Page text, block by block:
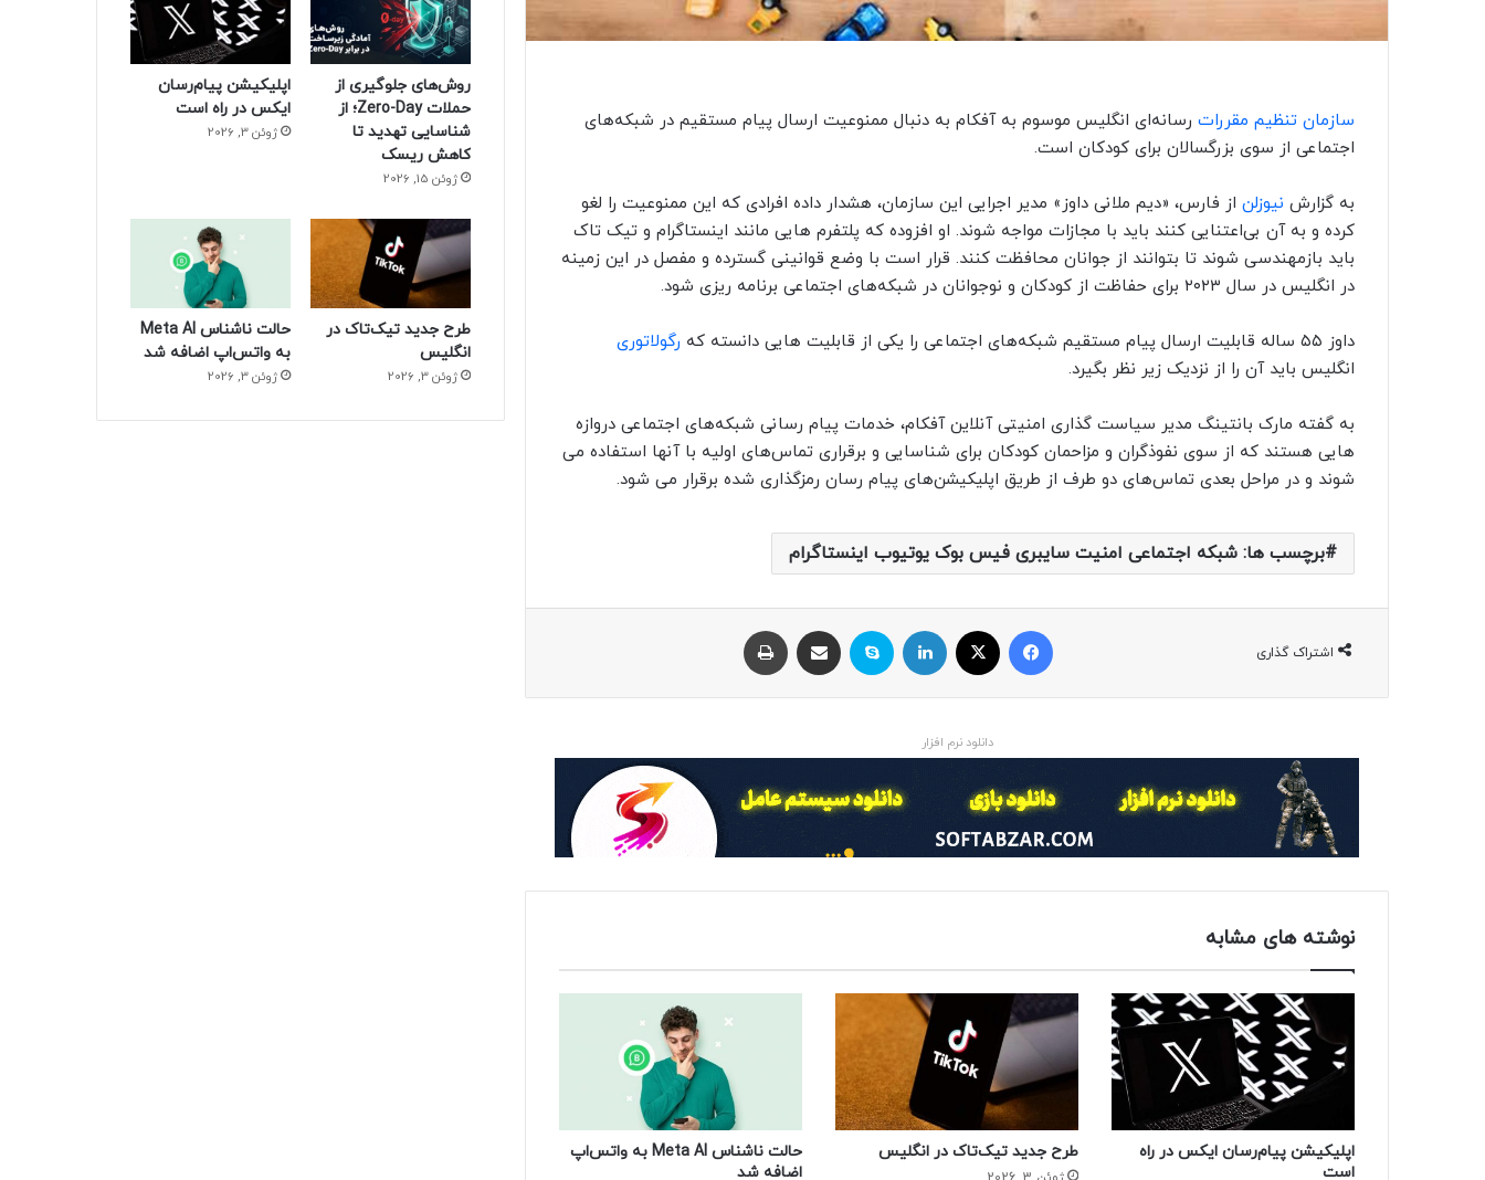
سازمان تنظیم مقررات رسانه‌ای انگلیس موسوم به آفکام به دنبال ممنوعیت ارسال پیام مستقیم در شبکه‌های
اجتماعی از سوی بزرگسالان برای کودکان است.
به گزارش نیوزلن از فارس، «دیم ملانی داوز» مدیر اجرایی این سازمان، هشدار داده افرادی که این ممنوعیت را لغو
کرده و به آن بی‌اعتنایی کنند باید با مجازات مواجه شوند. او افزوده که پلتفرم هایی مانند اینستاگرام و تیک تاک
باید بازمهندسی شوند تا بتوانند از جوانان محافظت کنند. قرار است با وضع قوانینی گسترده و مفصل در این زمینه
در انگلیس در سال ۲۰۲۳ برای حفاظت از کودکان و نوجوانان در شبکه‌های اجتماعی برنامه ریزی شود.
داوز ۵۵ ساله قابلیت ارسال پیام مستقیم شبکه‌های اجتماعی را یکی از قابلیت هایی دانسته که
رگولاتوری
انگلیس باید آن را از نزدیک زیر نظر بگیرد.
به گفته مارک بانتینگ مدیر سیاست گذاری امنیتی آنلاین آفکام، خدمات پیام رسانی شبکه‌های اجتماعی دروازه
هایی هستند که از سوی نفوذگران و مزاحمان کودکان برای شناسایی و برقراری تماس‌های اولیه با آنها استفاده می
شوند و در مراحل بعدی تماس‌های دو طرف از طریق اپلیکیشن‌های پیام رسان رمزگذاری شده برقرار می شود.
برچسب ها: شبکه اجتماعی امنیت سایبری فیس بوک یوتیوب اینستاگرام
اشتراک گذاری
ایکس
دانلود نرم افزار
نوشته های مشابه
اپلیکیشن پیام‌رسان ایکس در راه
است
طرح جدید تیک‌تاک در انگلیس
حالت ناشناس Meta AI به واتس‌اپ
اضافه شد
روش‌های جلوگیری از
حملات Zero-Day؛ از
شناسایی تهدید تا
کاهش ریسک
ژوئن 15, 2026
اپلیکیشن پیام‌رسان
ایکس در راه است
ژوئن 3, 2026
طرح جدید تیک‌تاک در
انگلیس
ژوئن 3, 2026
حالت ناشناس Meta AI
به واتس‌اپ اضافه شد
ژوئن 3, 2026